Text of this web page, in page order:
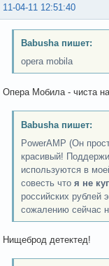
11-04-11 12:51:40
Babusha пишет:
opera mobila
Опера Мобила - чиста
Babusha пишет:
PowerAMP (Он
красивый!
используются в
совесть что я не
российских рублей
сожалению сейчас
Нищеброд детектед!